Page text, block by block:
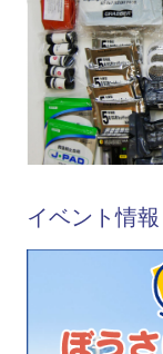
イベント情報